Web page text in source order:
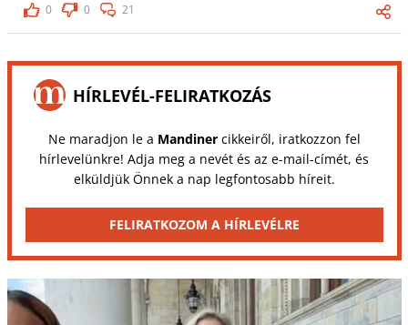
0
0 21
HÍRLEVÉL-FELIRATKOZÁS
Ne maradjon le a Mandinercikkeiről, iratkozzon fel
hírlevelünkre! Adja meg a nevét és az e-mail-címét, és
elküldjük Önnek a nap legfontosabb híreit.
FELIRATKOZOM A HÍRLEVÉLRE